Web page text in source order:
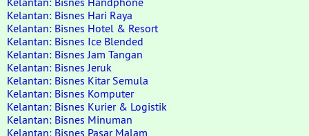
Kelantan: Bisnes Hari Raya
Kelantan: Bisnes Hotel & Resort
Kelantan: Bisnes Ice Blended
Kelantan: Bisnes Jam Tangan
Kelantan: Bisnes Jeruk
Kelantan: Bisnes Kitar Semula
Kelantan: Bisnes Komputer
Kelantan: Bisnes Kurier & Logistik
Kelantan: Bisnes Minuman
Kelantan: Bisnes Pasar Malam